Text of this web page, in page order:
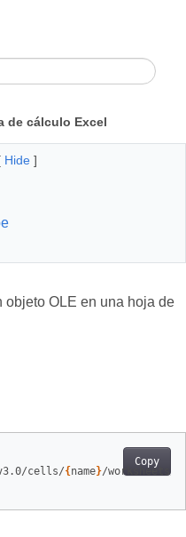
de cálculo Excel
Hide ]
objeto OLE en una hoja de
Copy
v3.0/cells/{ name}/worksheets/